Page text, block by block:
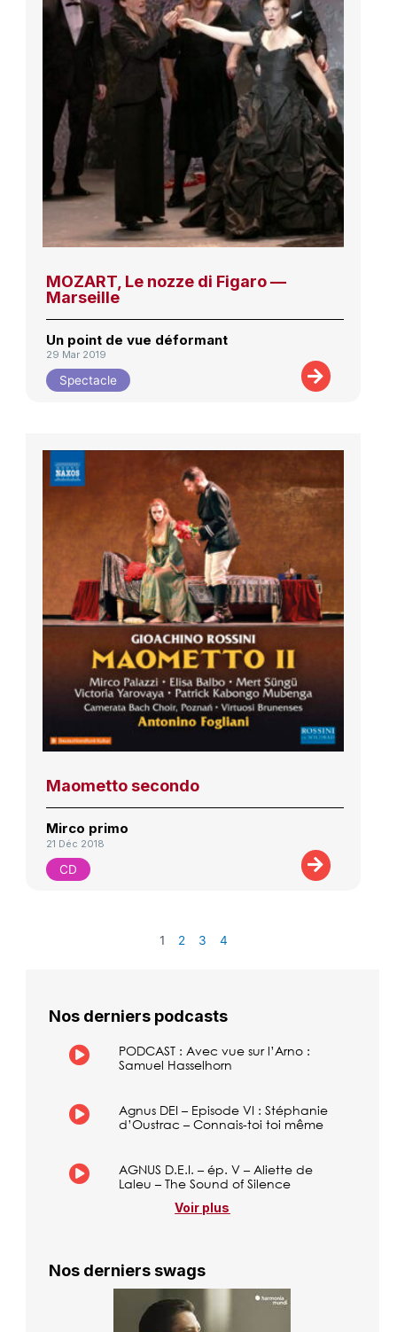
MOZART, Le nozze di Figaro —
Marseille
Un point de vue déformant
29 Mar 2019
Spectacle
Maometto secondo
Mirco primo
21 Déc 2018
CD
1 2 3 4
Nos derniers podcasts
PODCAST : Avec vue sur l’Arno :
Samuel Hasselhorn
Agnus DEI – Episode VI : Stéphanie
d’Oustrac – Connais-toi toi même
AGNUS D.E.I. – ép. V – Aliette de
Laleu – The Sound of Silence
Voir plus
Nos derniers swags